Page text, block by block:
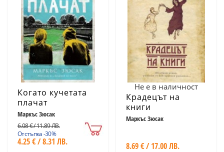
Когато кучетата
плачат
Маркъс Зюсак
6.08 € / 11.89 ЛВ.
Отстъпка -30%
4.25 € / 8.31 ЛВ.
Не е в наличност
Крадецът на
книги
Маркъс Зюсак
8.69 € / 17.00 ЛВ.